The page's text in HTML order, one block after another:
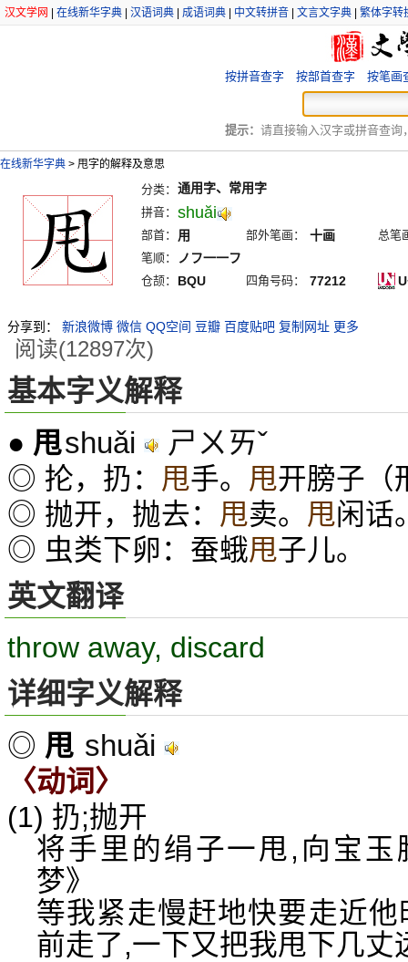
汉文学网 在线新华字典 汉语词典 成语词典 中文转拼音 文言文字典 繁体字转
按拼音查字 按部首查字 按笔画
提示： 请直接输入汉字或拼音查询
在线新华字典 > 甩字的解释及意思
分类： 通用字、常用字
拼音： shuăi
部首： 用 部外笔画： 十画
总笔
笔顺：
ノフ一一フ
仓颉： BQU 四角号码： 77212
分享到： 新浪微博 微信 QQ空间 豆瓣 百度贴吧 复制网址 更多
阅读(12897次)
基本字义解释
● 甩shuǎi ㄕㄨㄞˇ
◎ 抡，扔： 甩手。 甩开膀子（
◎ 抛开，抛去： 甩卖。 甩闲话
◎ 虫类下卵：蚕蛾甩子儿。
英文翻译
throw away, discard
详细字义解释
◎ 甩 shuǎi
〈动词〉
(1) 扔;抛开
将手里的绢子一甩,向宝
梦》
等我紧走慢赶地快要走近
前走了,一下又把我甩下几